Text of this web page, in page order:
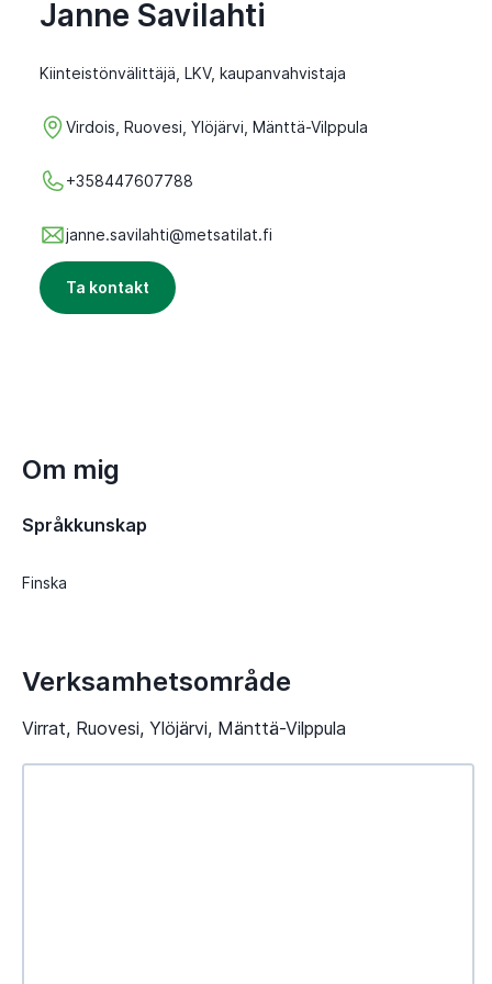
Janne Savilahti
Kiinteistönvälittäjä, LKV, kaupanvahvistaja
Virdois, Ruovesi, Ylöjärvi, Mänttä-Vilppula
+358447607788
janne.savilahti@metsatilat.fi
Ta kontakt
Om mig
Språkkunskap
Finska
Verksamhetsområde
Virrat, Ruovesi, Ylöjärvi, Mänttä-Vilppula